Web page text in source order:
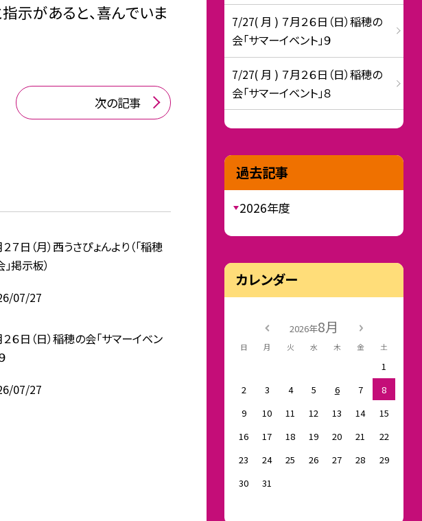
示があると、喜んでいま
次の記事
７日（月）西うさぴょんより（「稲穂
掲示板）
07/27
２６日（日）稲穂の会「サマーイベン
07/27
7/27( 月 ) ７月２６日（日）稲穂の
会「サマーイベント」９
7/27( 月 ) ７月２６日（日）稲穂の
会「サマーイベント」８
過去記事
2026年度
カレンダー
2026年8月
日 月 火 水 木 金 土
1
2
3 4 5 6 7
8
9
10 11 12 13 14
15
16
17 18 19 20 21
22
23
24 25 26 27 28
29
30
31